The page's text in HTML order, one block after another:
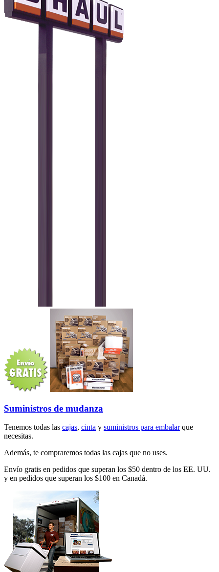
Suministros de mudanza
Tenemos todas las cajas, cinta y suministros para embalarque
necesitas.
Además, te compraremos todas las cajas que no uses.
Envío gratis en pedidos que superan los $50 dentro de los EE. UU.
y en pedidos que superan los $100 en Canadá.